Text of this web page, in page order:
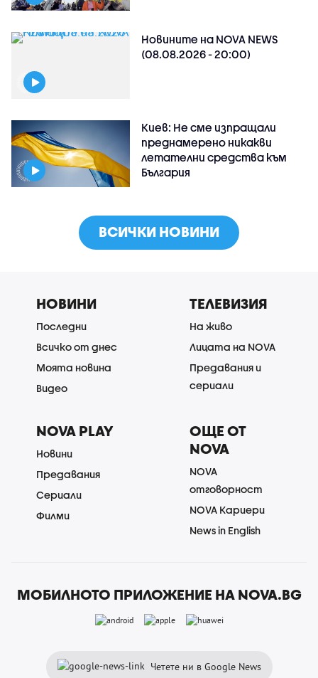
Новините на NOVA NEWS
(08.08.2026 - 20:00)
Киев: Не сме изпращали
преднамерено никакви
летателни средства към
България
ВСИЧКИ НОВИНИ
НОВИНИ
Последни
Всичко от днес
Моята новина
Видео
ТЕЛЕВИЗИЯ
На живо
Лицата на NOVA
Предавания и
сериали
NOVA PLAY
Новини
Предавания
Сериали
Филми
ОЩЕ ОТ
NOVA
NOVA
отговорност
NOVA Кариери
News in English
МОБИЛНОТО ПРИЛОЖЕНИЕ НА NOVA.BG
Четете ни в Google News